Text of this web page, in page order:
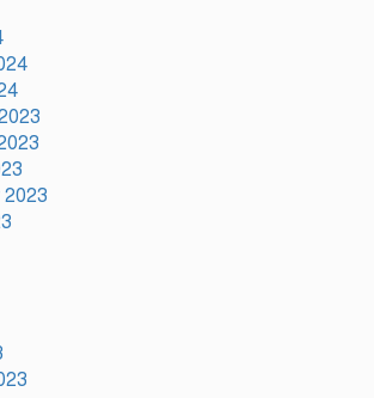
দিয়েছিলেন জিয়াউর রহমান :
পরিবেশমন্ত্রী